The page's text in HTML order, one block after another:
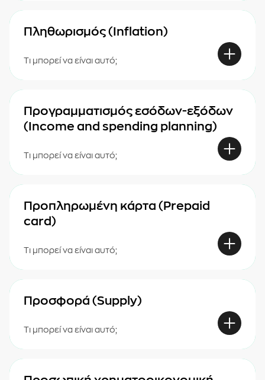
Πληθωρισμός (Inflation)
Τι μπορεί να είναι αυτό;
Προγραμματισμός εσόδων-εξόδων
(Income and spending planning)
Τι μπορεί να είναι αυτό;
Προπληρωμένη κάρτα (Prepaid
card)
Τι μπορεί να είναι αυτό;
Προσφορά (Supply)
Τι μπορεί να είναι αυτό;